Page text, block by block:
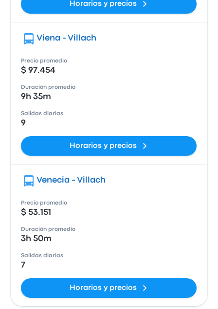
Horarios y precios
Viena - Villach
Precio promedio
$ 97.454
Duración promedio
9h 35m
Salidas diarias
9
Horarios y precios
Venecia - Villach
Precio promedio
$ 53.151
Duración promedio
3h 50m
Salidas diarias
7
Horarios y precios